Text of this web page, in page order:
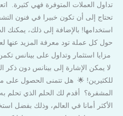
تداول العملات المتوفرة فهي كثيرة.
تحتاج إلى أن تكون خبيرا في فنون
استخدامها! بالإضافة إلى ذلك،
حول كل عملة تود معرفة المزيد عنها
مزايا استثمار وتداول على بينانس
لا يمكن الإشارة إلى بينانس دون ذكر
للكثيرين! 🌟 هل تتمنى الحصول على
المشفرة؟ أقدم لك الحلم الذي تحلم
الأكثر أمانا في العالم، وذلك بفضل